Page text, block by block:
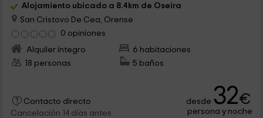
Alojamiento ubicado a 8.4km de Oseira
San Cristovo De Cea, Orense
0 opiniones
Alquiler íntegro
6 habitaciones
18 personas
5 baños
Contacto directo
Cancelación 14 días antes
desde 32€
persona y noche